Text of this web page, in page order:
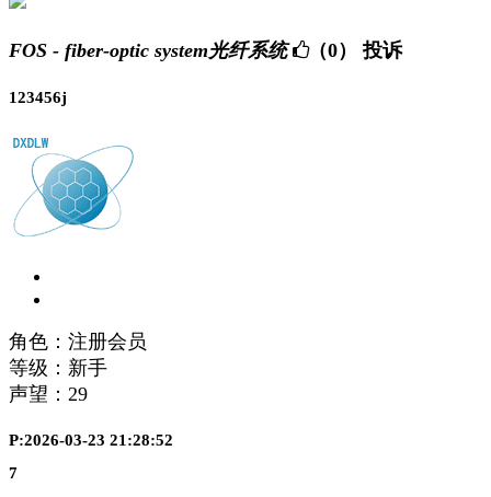
FOS - fiber-optic system光纤系统 （0） 投诉
123456j
角色：注册会员
等级：新手
声望： 29
P:2026-03-23 21:28:52
7